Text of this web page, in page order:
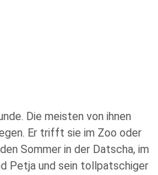
Die meisten von ihnen
Er trifft sie im Zoo oder
Sommer in der Datscha, im
Petja und sein tollpatschiger